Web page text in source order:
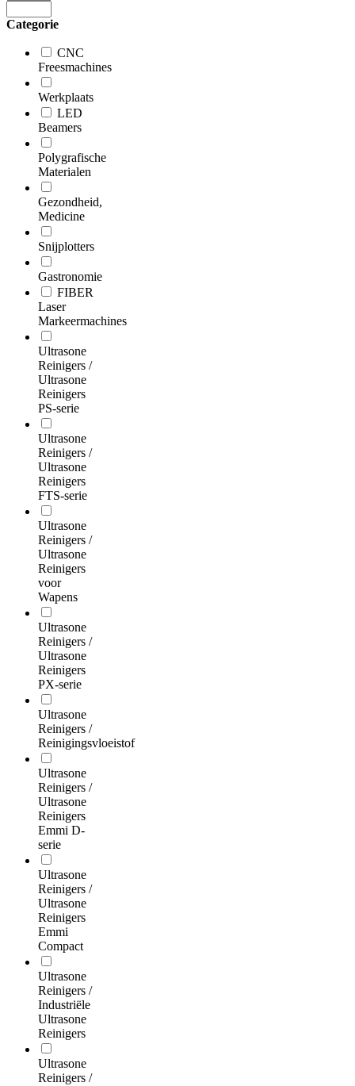
Categorie
CNC
Freesmachines
Werkplaats
LED
Beamers
Polygrafische
Materialen
Gezondheid,
Medicine
Snijplotters
Gastronomie
FIBER
Laser
Markeermachines
Ultrasone
Reinigers /
Ultrasone
Reinigers
PS-serie
Ultrasone
Reinigers /
Ultrasone
Reinigers
FTS-serie
Ultrasone
Reinigers /
Ultrasone
Reinigers
voor
Wapens
Ultrasone
Reinigers /
Ultrasone
Reinigers
PX-serie
Ultrasone
Reinigers /
Reinigingsvloeistof
Ultrasone
Reinigers /
Ultrasone
Reinigers
Emmi D-
serie
Ultrasone
Reinigers /
Ultrasone
Reinigers
Emmi
Compact
Ultrasone
Reinigers /
Industriële
Ultrasone
Reinigers
Ultrasone
Reinigers /